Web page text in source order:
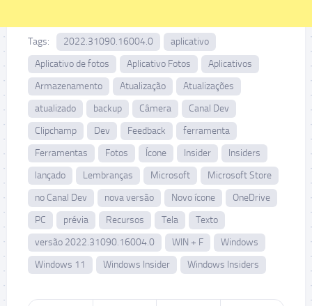
Tags: 2022.31090.16004.0
aplicativo
Aplicativo de fotos
Aplicativo Fotos
Aplicativos
Armazenamento
Atualização
Atualizações
atualizado
backup Câmera
Canal Dev
Clipchamp
Dev Feedback
ferramenta
Ferramentas
Fotos Ícone Insider
Insiders
lançado
Lembranças Microsoft
Microsoft Store
no Canal Dev
nova versão Novo ícone
OneDrive
PC
prévia Recursos Tela
Texto
versão 2022.31090.16004.0
WIN + F
Windows
Windows 11
Windows Insider Windows Insiders